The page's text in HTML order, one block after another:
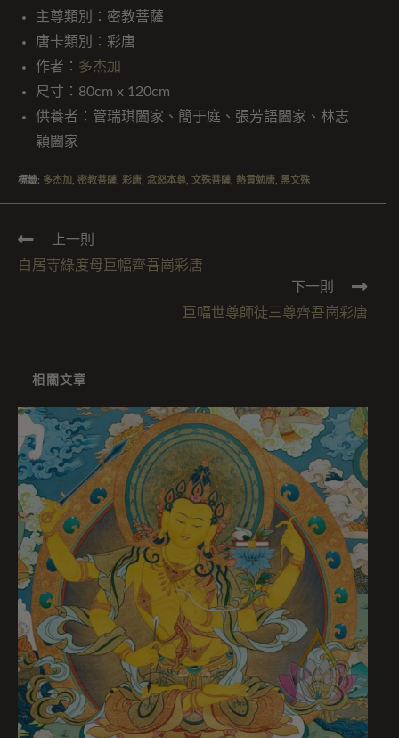
主尊類別：密教菩薩
唐卡類別：彩唐
作者： 多杰加
尺寸：80cm x 120cm
供養者：管瑞琪闔家、簡于庭、張芳語闔家、林志
穎闔家
標籤: 多杰加 密教菩薩 彩唐 忿怒本尊 文殊菩薩 熱貢勉唐 黑文殊
上一則
白居寺綠度母巨幅齊吾崗彩唐
下一則
巨幅世尊師徒三尊齊吾崗彩唐
相關文章